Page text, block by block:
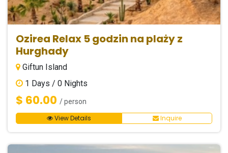
Ozirea Relax 5 godzin na plaży z
Hurghady
Giftun Island
1 Days / 0 Nights
$ 60.00 / person
View Details Inquire